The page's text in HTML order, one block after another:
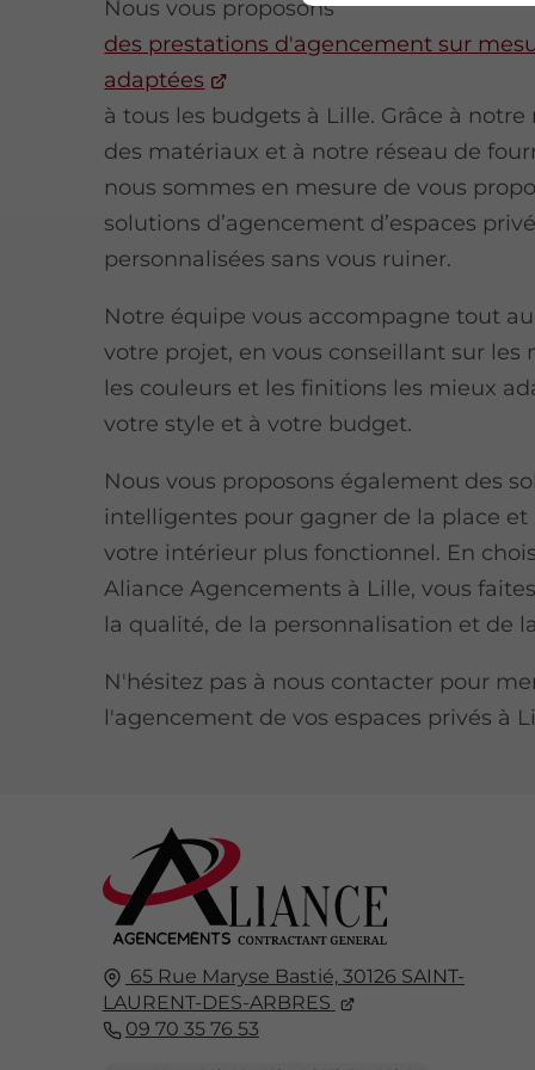
Nous vous proposons
des prestations d'agencement sur
adaptées
à tous les budgets à Lille. Grâce à notre
des matériaux et à notre réseau de
nous sommes en mesure de vous
solutions d’agencement d’espaces
personnalisées sans vous ruiner.
Notre équipe vous accompagne tout
votre projet, en vous conseillant sur les
les couleurs et les finitions les mieux
votre style et à votre budget.
Nous vous proposons également des
intelligentes pour gagner de la place et
votre intérieur plus fonctionnel. En
Aliance Agencements à Lille, vous
la qualité, de la personnalisation et de
N'hésitez pas à nous contacter pour
l'agencement de vos espaces privés à
65 Rue Maryse Bastié, 30126 SAINT-
LAURENT-DES-ARBRES
09 70 35 76 53